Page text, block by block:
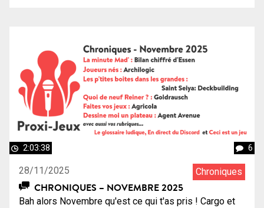
2:03:38 6
28/11/2025 Chroniques
CHRONIQUES – NOVEMBRE 2025
Bah alors Novembre qu'est ce qui t'as pris ! Cargo et